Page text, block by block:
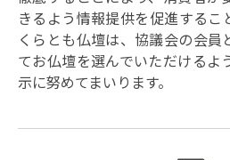
きるよう情報提供を促進するこ
くらとも仏壇は、協議会の会員
てお仏壇を選んでいただけるよ
示に努めてまいります。